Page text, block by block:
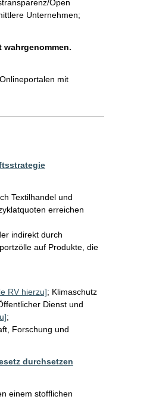
Open
Unternehmen;
mit
Textilhandel und
erreichen
indirekt durch
auf Produkte, die
RV hierzu]; Klimaschutz
Dienst und
;
Forschung und
durchsetzen
einem stofflichen